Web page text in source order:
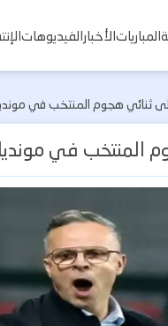
المبارياتالأخبارالفيديوهات
هجوم المنتخب في مونديال
في مونديال